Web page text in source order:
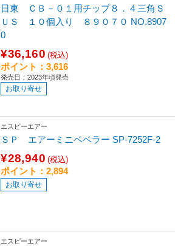
日東 ＣＢ－０１用チップ８．４三角Ｓ
ＵＳ １０個入り ８９０７０ NO.8907
0
¥36,160 (税込)
ポイント：3,616
発売日：2023年頃発売
お取り寄せ
エスピーエアー
ＳＰ エアーミニベベラー SP-7252F-2
¥28,940 (税込)
ポイント：2,894
お取り寄せ
エスピーエアー